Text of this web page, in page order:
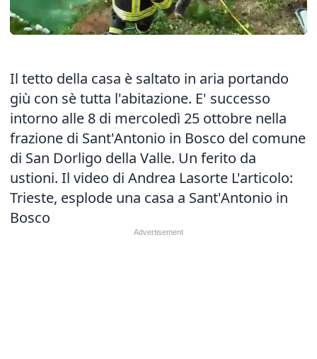
Il tetto della casa è saltato in aria portando
giù con sè tutta l'abitazione. E' successo
intorno alle 8 di mercoledì 25 ottobre nella
frazione di Sant'Antonio in Bosco del comune
di San Dorligo della Valle. Un ferito da
ustioni. Il video di Andrea Lasorte L'articolo:
Trieste, esplode una casa a Sant'Antonio in
Bosco